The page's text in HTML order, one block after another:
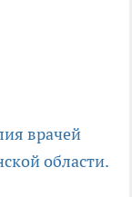
врачей
области.